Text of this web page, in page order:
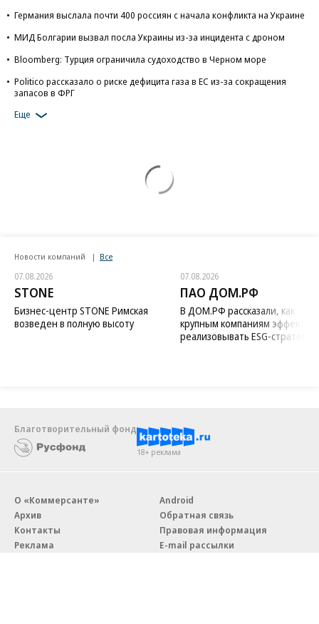
Германия выслала почти 400 россиян с начала конфликта на Украине
МИД Болгарии вызвал посла Украины из-за инцидента с дроном
Bloomberg: Турция ограничила судоходство в Черном море
Politico рассказало о риске дефицита газа в ЕС из-за сокращения
запасов в ФРГ
Еще
Новости компаний Все
07.08.2026
STONE
Бизнес-центр STONE Римская
возведен в полную высоту
07.08.2026
ПАО ДОМ.РФ
В ДОМ.РФ рассказали, как
крупным компаниям
реализовывать ESG-стратегию
Благотворительный фонд
18+ реклама
О «Коммерсанте»
Архив
Контакты
Реклама
Android
Обратная связь
Правовая информация
E-mail рассылки